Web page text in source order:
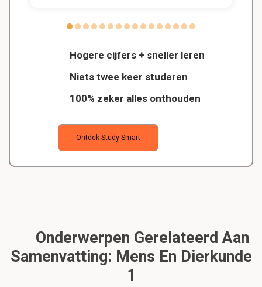
Hogere cijfers + sneller leren
Niets twee keer studeren
100% zeker alles onthouden
Ontdek Study Smart
Onderwerpen Gerelateerd Aan
Samenvatting: Mens En Dierkunde
1